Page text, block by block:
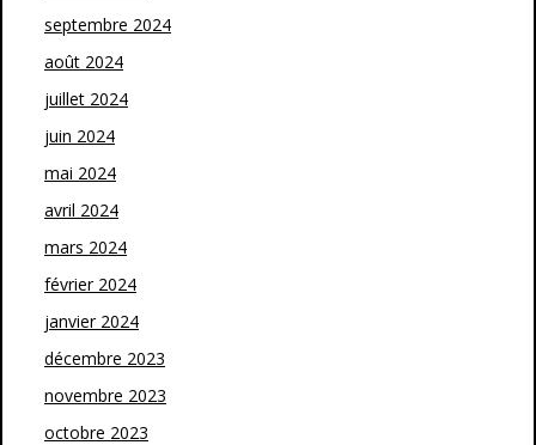
septembre 2024
août 2024
juillet 2024
juin 2024
mai 2024
avril 2024
mars 2024
février 2024
janvier 2024
décembre 2023
novembre 2023
octobre 2023